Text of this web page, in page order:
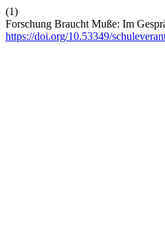
(1)
Forschung Braucht Muße: Im
https://doi.org/10.53349/